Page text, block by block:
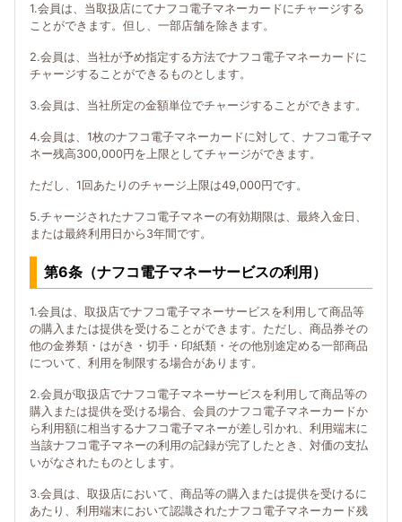
1.会員は、当取扱店にてナフコ電子マネーカードにチャージする
ことができます。但し、一部店舗を除きます。
2.会員は、当社が予め指定する方法でナフコ電子マネーカードに
チャージすることができるものとします。
3.会員は、当社所定の金額単位でチャージすることができます。
4.会員は、1枚のナフコ電子マネーカードに対して、ナフコ電子マ
ネー残高300,000円を上限としてチャージができます。
ただし、1回あたりのチャージ上限は49,000円です。
5.チャージされたナフコ電子マネーの有効期限は、最終入金日、
または最終利用日から3年間です。
第6条（ナフコ電子マネーサービスの利用）
1.会員は、取扱店でナフコ電子マネーサービスを利用して商品等
の購入または提供を受けることができます。ただし、商品券その
他の金券類・はがき・切手・印紙類・その他別途定める一部商品
について、利用を制限する場合があります。
2.会員が取扱店でナフコ電子マネーサービスを利用して商品等の
購入または提供を受ける場合、会員のナフコ電子マネーカードか
ら利用額に相当するナフコ電子マネーが差し引かれ、利用端末に
当該ナフコ電子マネーの利用の記録が完了したとき、対価の支払
いがなされたものとします。
3.会員は、取扱店において、商品等の購入または提供を受けるに
あたり、利用端末において認識されたナフコ電子マネーカード残